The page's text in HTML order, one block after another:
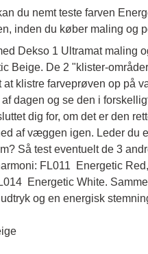
du nemt teste farven
inden du køber maling og
Dekso 1 Ultramat maling
Beige. De 2 "klister-
at klistre farveprøven op på
dagen og se den i
dig for, om det er den
af væggen igen. Leder du
Så test eventuelt de 3
FL011  Energetic
Energetic White.
og en energisk